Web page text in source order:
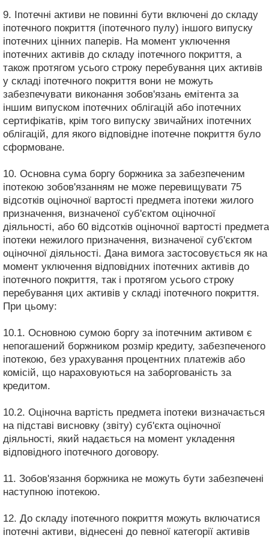
9. Іпотечні активи не повинні бути включені до складу
іпотечного покриття (іпотечного пулу) іншого випуску
іпотечних цінних паперів. На момент уключення
іпотечних активів до складу іпотечного покриття, а
також протягом усього строку перебування цих активів
у складі іпотечного покриття вони не можуть
забезпечувати виконання зобов'язань емітента за
іншим випуском іпотечних облігацій або іпотечних
сертифікатів, крім того випуску звичайних іпотечних
облігацій, для якого відповідне іпотечне покриття було
сформоване.
10. Основна сума боргу боржника за забезпеченим
іпотекою зобов'язанням не може перевищувати 75
відсотків оціночної вартості предмета іпотеки жилого
призначення, визначеної суб'єктом оціночної
діяльності, або 60 відсотків оціночної вартості предмета
іпотеки нежилого призначення, визначеної суб'єктом
оціночної діяльності. Дана вимога застосовується як на
момент уключення відповідних іпотечних активів до
іпотечного покриття, так і протягом усього строку
перебування цих активів у складі іпотечного покриття.
При цьому:
10.1. Основною сумою боргу за іпотечним активом є
непогашений боржником розмір кредиту, забезпеченого
іпотекою, без урахування процентних платежів або
комісій, що нараховуються на заборгованість за
кредитом.
10.2. Оціночна вартість предмета іпотеки визначається
на підставі висновку (звіту) суб'єкта оціночної
діяльності, який надається на момент укладення
відповідного іпотечного договору.
11. Зобов'язання боржника не можуть бути забезпечені
наступною іпотекою.
12. До складу іпотечного покриття можуть включатися
іпотечні активи, віднесені до певної категорії активів